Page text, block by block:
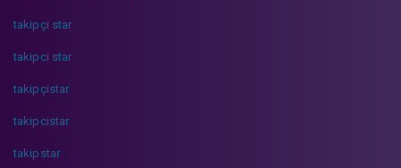
takipçi star
takipci star
takipçistar
takipcistar
takipstar